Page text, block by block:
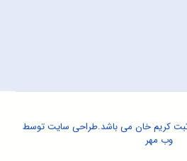
طراحی سایتتوسط
وب مهر